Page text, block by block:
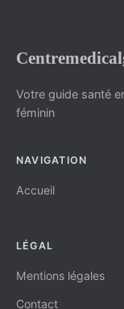
Votre guide santé
féminin
NAVIGATION
Accueil
LÉGAL
Mentions légales
Contact